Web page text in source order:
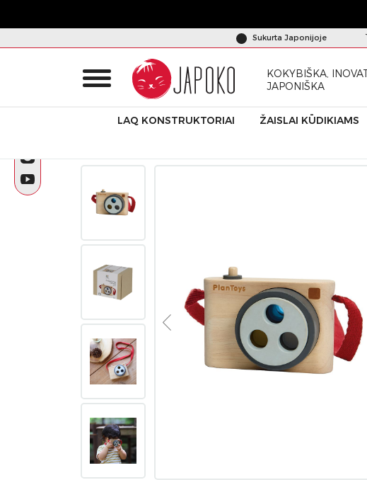
Sukurta Japonijoje
KOKYBIŠKA,
JAPONIŠKA
LAQ KONSTRUKTORIAI ŽAISLAI KŪDIKIAMS
Medinis žaislas „Spalvotų